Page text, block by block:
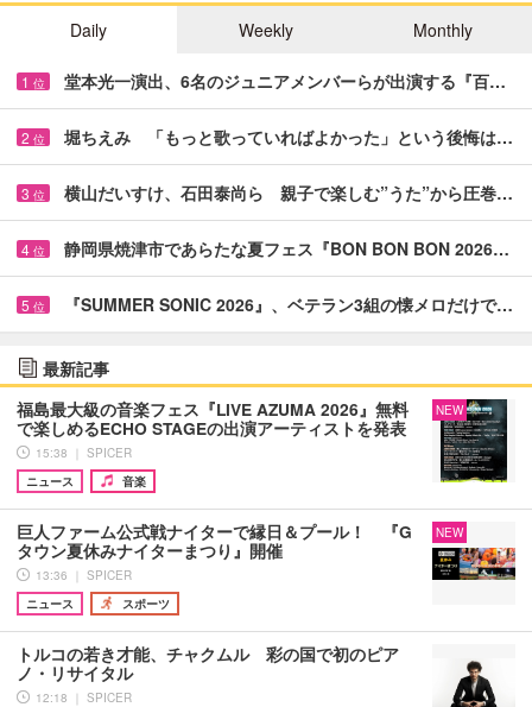
Daily
Weekly Monthly
1 位 堂本光一演出、6名のジュニアメンバーらが出演する『百…
2 位 堀ちえみ 「もっと歌っていればよかった」という後悔は…
3 位 横山だいすけ、石田泰尚ら 親子で楽しむ”うた”から圧巻…
4 位 静岡県焼津市であらたな夏フェス『BON BON BON 2026…
5 位 『SUMMER SONIC 2026』、ベテラン3組の懐メロだけで…
最新記事
福島最大級の音楽フェス『LIVE AZUMA 2026』無料
で楽しめるECHO STAGEの出演アーティストを発表
15:38 ｜ SPICER
ニュース
音楽
NEW
巨人ファーム公式戦ナイターで縁日＆プール！ 『G
タウン夏休みナイターまつり』開催
13:36 ｜ SPICER
ニュース
スポーツ
NEW
トルコの若き才能、チャクムル 彩の国で初のピア
ノ・リサイタル
12:18 ｜ SPICER